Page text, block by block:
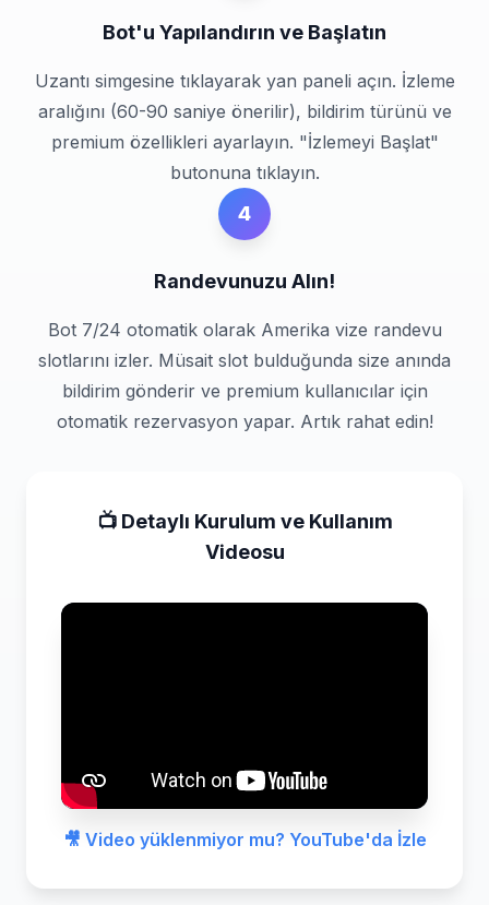
Bot'u Yapılandırın ve Başlatın
Uzantı simgesine tıklayarak yan paneli açın. İzleme
aralığını (60-90 saniye önerilir), bildirim türünü ve
premium özellikleri ayarlayın. "İzlemeyi Başlat"
butonuna tıklayın.
4
Randevunuzu Alın!
Bot 7/24 otomatik olarak Amerika vize randevu
slotlarını izler. Müsait slot bulduğunda size anında
bildirim gönderir ve premium kullanıcılar için
otomatik rezervasyon yapar. Artık rahat edin!
📺 Detaylı Kurulum ve Kullanım
Videosu
🎥 Video yüklenmiyor mu? YouTube'da İzle